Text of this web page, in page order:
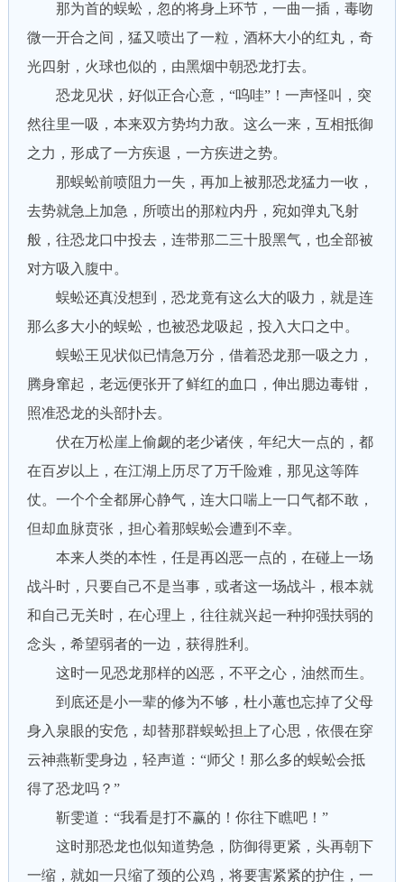
那为首的蜈蚣，忽的将身上环节，一曲一插，毒吻
微一开合之间，猛又喷出了一粒，酒杯大小的红丸，奇
光四射，火球也似的，由黑烟中朝恐龙打去。
恐龙见状，好似正合心意，“呜哇”！一声怪叫，突
然往里一吸，本来双方势均力敌。这么一来，互相抵御
之力，形成了一方疾退，一方疾进之势。
那蜈蚣前喷阻力一失，再加上被那恐龙猛力一收，
去势就急上加急，所喷出的那粒内丹，宛如弹丸飞射
般，往恐龙口中投去，连带那二三十股黑气，也全部被
对方吸入腹中。
蜈蚣还真没想到，恐龙竟有这么大的吸力，就是连
那么多大小的蜈蚣，也被恐龙吸起，投入大口之中。
蜈蚣王见状似已情急万分，借着恐龙那一吸之力，
腾身窜起，老远便张开了鲜红的血口，伸出腮边毒钳，
照准恐龙的头部扑去。
伏在万松崖上偷觑的老少诸侠，年纪大一点的，都
在百岁以上，在江湖上历尽了万千险难，那见这等阵
仗。一个个全都屏心静气，连大口喘上一口气都不敢，
但却血脉贲张，担心着那蜈蚣会遭到不幸。
本来人类的本性，任是再凶恶一点的，在碰上一场
战斗时，只要自己不是当事，或者这一场战斗，根本就
和自己无关时，在心理上，往往就兴起一种抑强扶弱的
念头，希望弱者的一边，获得胜利。
这时一见恐龙那样的凶恶，不平之心，油然而生。
到底还是小一辈的修为不够，杜小蕙也忘掉了父母
身入泉眼的安危，却替那群蜈蚣担上了心思，依偎在穿
云神燕靳雯身边，轻声道：“师父！那么多的蜈蚣会抵
得了恐龙吗？”
靳雯道：“我看是打不赢的！你往下瞧吧！”
这时那恐龙也似知道势急，防御得更紧，头再朝下
一缩，就如一只缩了颈的公鸡，将要害紧紧的护住，一